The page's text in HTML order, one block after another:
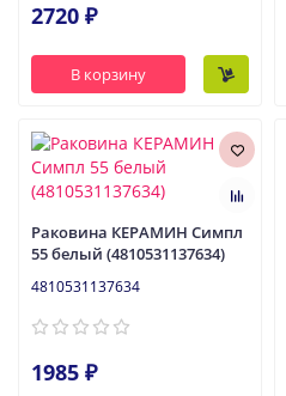
2720 ₽
В корзину
Раковина КЕРАМИН Симпл
55 белый (4810531137634)
4810531137634
1985 ₽